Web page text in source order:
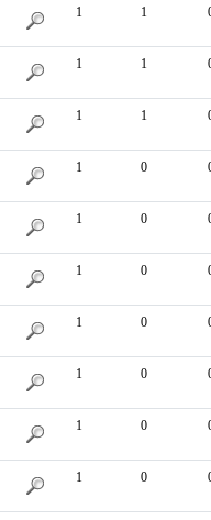
1 1
1 1
1 1
1 0
1 0
1 0
1 0
1 0
1 0
1 0